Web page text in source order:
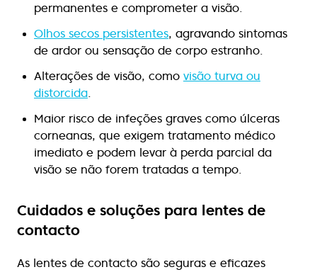
permanentes e comprometer a visão.
Olhos secos persistentes, agravando sintomas
de ardor ou sensação de corpo estranho.
Alterações de visão, como visão turva ou
distorcida.
Maior risco de infeções graves como úlceras
corneanas, que exigem tratamento médico
imediato e podem levar à perda parcial da
visão se não forem tratadas a tempo.
Cuidados e soluções para lentes de
contacto
As lentes de contacto são seguras e eficazes